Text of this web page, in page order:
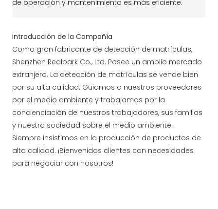
de operación y mantenimiento es más eficiente.
Introducción de la Compañía
Como gran fabricante de detección de matrículas,
Shenzhen Realpark Co., Ltd. Posee un amplio mercado
extranjero. La detección de matrículas se vende bien
por su alta calidad. Guiamos a nuestros proveedores
por el medio ambiente y trabajamos por la
concienciación de nuestros trabajadores, sus familias
y nuestra sociedad sobre el medio ambiente.
Siempre insistimos en la producción de productos de
alta calidad. ¡Bienvenidos clientes con necesidades
para negociar con nosotros!